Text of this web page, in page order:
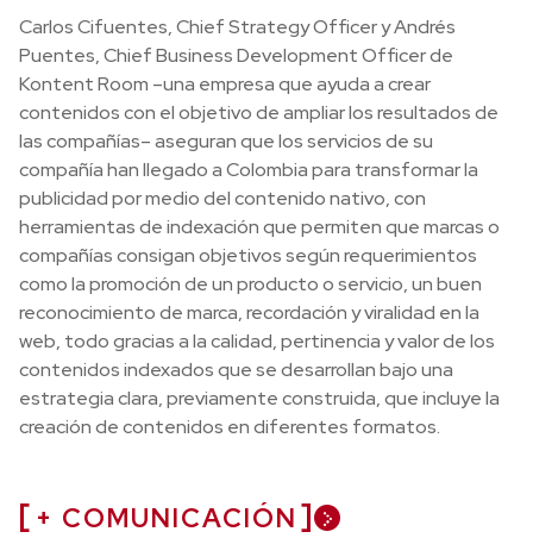
Carlos Cifuentes, Chief Strategy Officer y Andrés
Puentes, Chief Business Development Officer de
Kontent Room –una empresa que ayuda a crear
contenidos con el objetivo de ampliar los resultados de
las compañías– aseguran que los servicios de su
compañía han llegado a Colombia para transformar la
publicidad por medio del contenido nativo, con
herramientas de indexación que permiten que marcas o
compañías consigan objetivos según requerimientos
como la promoción de un producto o servicio, un buen
reconocimiento de marca, recordación y viralidad en la
web, todo gracias a la calidad, pertinencia y valor de los
contenidos indexados que se desarrollan bajo una
estrategia clara, previamente construida, que incluye la
creación de contenidos en diferentes formatos.
+ COMUNICACIÓN